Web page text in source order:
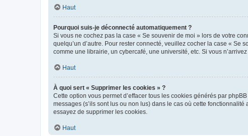
Haut
Pourquoi suis-je déconnecté automatiquement ?
Si vous ne cochez pas la case « Se souvenir de moi » lors de votre
quelqu’un d’autre. Pour rester connecté, veuillez cocher la case « Se
comme une librairie, un cybercafé, une université, etc. Si vous
Haut
À quoi sert « Supprimer les cookies » ?
Cette option vous permet d’effacer tous les cookies générés par
messages (s’ils sont lus ou non lus) dans le cas où cette
essayez de supprimer les cookies.
Haut